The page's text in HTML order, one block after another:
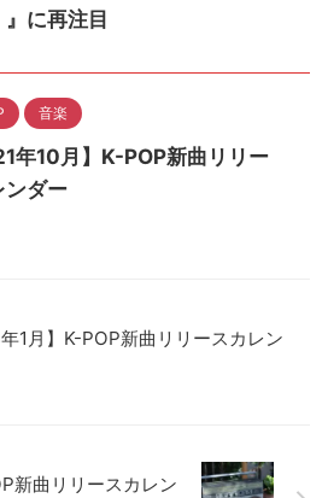
』に再注目
音楽
年10月】K-POP新曲リリー
ンダー
年1月】K-POP新曲リリースカレン
新曲リリースカレン